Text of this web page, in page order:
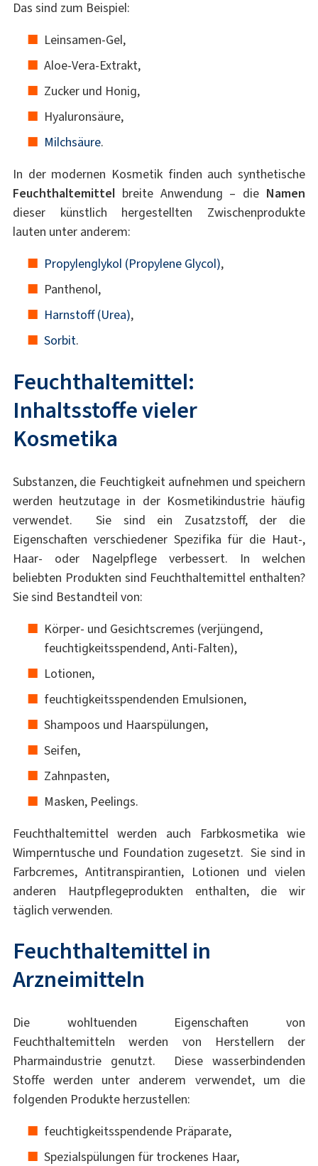
Das sind zum Beispiel:
Leinsamen-Gel,
Aloe-Vera-Extrakt,
Zucker und Honig,
Hyaluronsäure,
Milchsäure.
In der modernen Kosmetik finden auch synthetische
Feuchthaltemittel breite Anwendung – die Namen
dieser künstlich hergestellten Zwischenprodukte
lauten unter anderem:
Propylenglykol (Propylene Glycol),
Panthenol,
Harnstoff (Urea),
Sorbit.
Feuchthaltemittel:
Inhaltsstoffe vieler
Kosmetika
Substanzen, die Feuchtigkeit aufnehmen und speichern
werden heutzutage in der Kosmetikindustrie häufig
verwendet. Sie sind ein Zusatzstoff, der die
Eigenschaften verschiedener Spezifika für die Haut-,
Haar- oder Nagelpflege verbessert. In welchen
beliebten Produkten sind Feuchthaltemittel enthalten?
Sie sind Bestandteil von:
Körper- und Gesichtscremes (verjüngend,
feuchtigkeitsspendend, Anti-Falten),
Lotionen,
feuchtigkeitsspendenden Emulsionen,
Shampoos und Haarspülungen,
Seifen,
Zahnpasten,
Masken, Peelings.
Feuchthaltemittel werden auch Farbkosmetika wie
Wimperntusche und Foundation zugesetzt. Sie sind in
Farbcremes, Antitranspirantien, Lotionen und vielen
anderen Hautpflegeprodukten enthalten, die wir
täglich verwenden.
Feuchthaltemittel in
Arzneimitteln
Die wohltuenden Eigenschaften von
Feuchthaltemitteln werden von Herstellern der
Pharmaindustrie genutzt. Diese wasserbindenden
Stoffe werden unter anderem verwendet, um die
folgenden Produkte herzustellen:
feuchtigkeitsspendende Präparate,
Spezialspülungen für trockenes Haar,